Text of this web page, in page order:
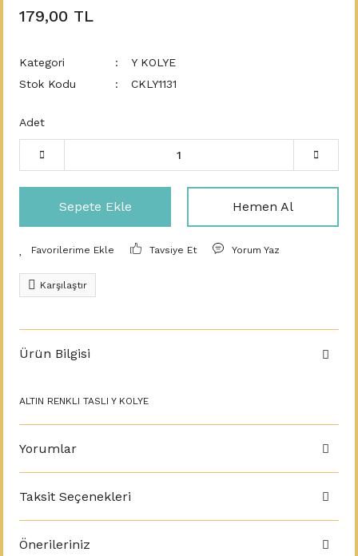
179,00 TL
Kategori
Y KOLYE
Stok Kodu
CKLY1131
Adet
Sepete Ekle Hemen Al
Tavsiye Et Yorum Yaz
Karşılaştır
Ürün Bilgisi
ALTIN RENKLI TASLI Y KOLYE
Yorumlar
Taksit Seçenekleri
Önerileriniz